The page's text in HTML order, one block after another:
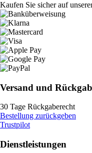
Kaufen Sie sicher auf
Versand und
30 Tage Rückgaberecht
Bestellung zurückgeben
Trustpilot
Dienstleistungen